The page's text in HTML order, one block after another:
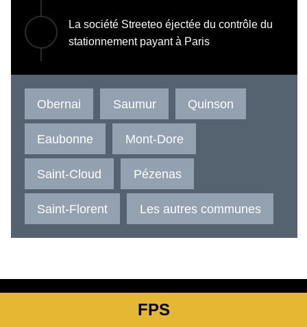
La société Streeteo éjectée du contrôle du
stationnement payant à Paris
Obernai Saumur Quinson
Eaubonne Mont-Dore
Saint-Cloud Pézenas
Saint-Florent Les autres communes
FPS